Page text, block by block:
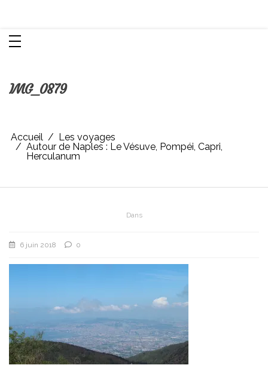
IMG_0879
Accueil
Les voyages
Autour de Naples : Le Vésuve, Pompéi, Capri,
Herculanum
Dans
6 juin 2018 0